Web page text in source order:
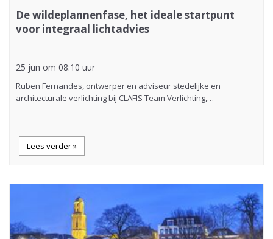
De wildeplannenfase, het ideale startpunt
voor integraal lichtadvies
25 jun om 08:10 uur
Ruben Fernandes, ontwerper en adviseur stedelijke en
architecturale verlichting bij CLAFIS Team Verlichting,…
Lees verder »